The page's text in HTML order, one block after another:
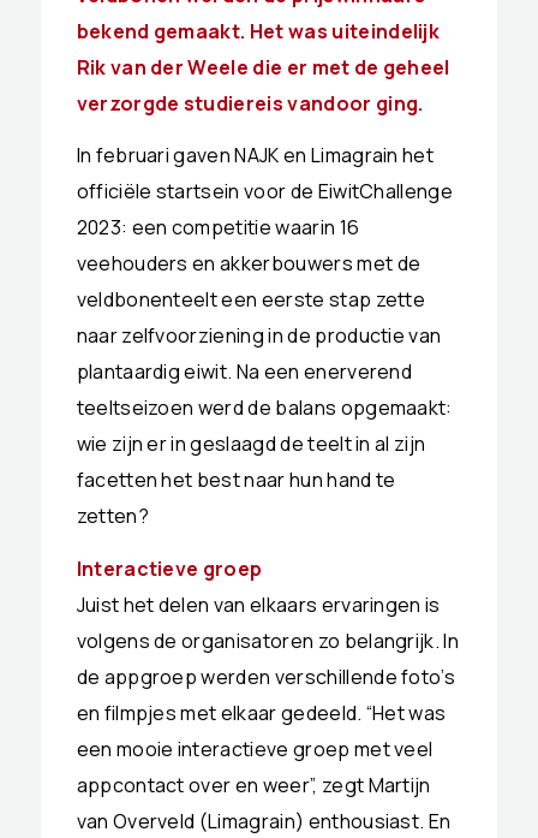
bekend gemaakt. Het was uiteindelijk
Rik van der Weele die er met de geheel
verzorgde studiereis vandoor ging.
In februari gaven NAJK en Limagrain het
officiële startsein voor de EiwitChallenge
2023: een competitie waarin 16
veehouders en akkerbouwers met de
veldbonenteelt een eerste stap zette
naar zelfvoorziening in de productie van
plantaardig eiwit. Na een enerverend
teeltseizoen werd de balans opgemaakt:
wie zijn er in geslaagd de teelt in al zijn
facetten het best naar hun hand te
zetten?
Interactieve groep
Juist het delen van elkaars ervaringen is
volgens de organisatoren zo belangrijk. In
de appgroep werden verschillende foto’s
en filmpjes met elkaar gedeeld. “Het was
een mooie interactieve groep met veel
appcontact over en weer”, zegt Martijn
van Overveld (Limagrain) enthousiast. En